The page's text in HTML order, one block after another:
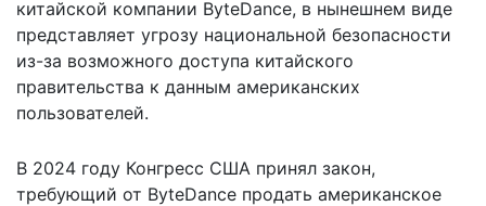
китайской компании ByteDance, в нынешнем виде
представляет угрозу национальной безопасности
из-за возможного доступа китайского
правительства к данным американских
пользователей.
В 2024 году Конгресс США принял закон,
требующий от ByteDance продать американское